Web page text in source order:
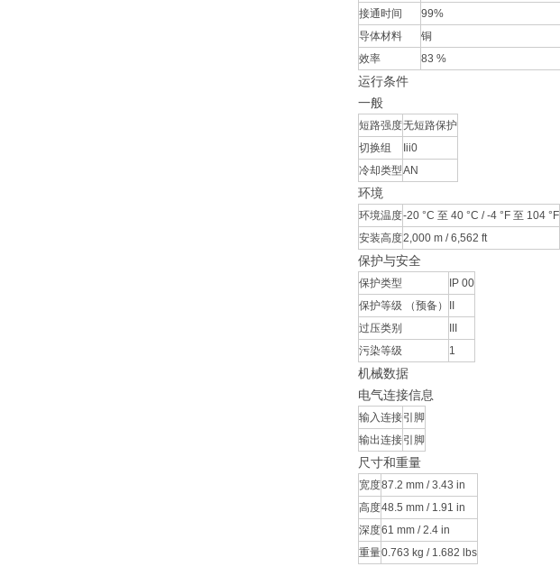
接通时间
99%
导体材料
铜
效率
83 %
运行条件
一般
短路强度无短路保护
切换组
Iii0
冷却类型AN
环境
环境温度-20 °C 至 40 °C / -4 °F 至 104 °F
安装高度2,000 m / 6,562 ft
保护与安全
保护类型
IP 00
保护等级 （预备）
过压类别
污染等级
1
机械数据
电气连接信息
输入连接引脚
输出连接引脚
尺寸和重量
宽度87.2 mm / 3.43 in
高度48.5 mm / 1.91 in
深度61 mm / 2.4 in
重量0.763 kg / 1.682 lbs